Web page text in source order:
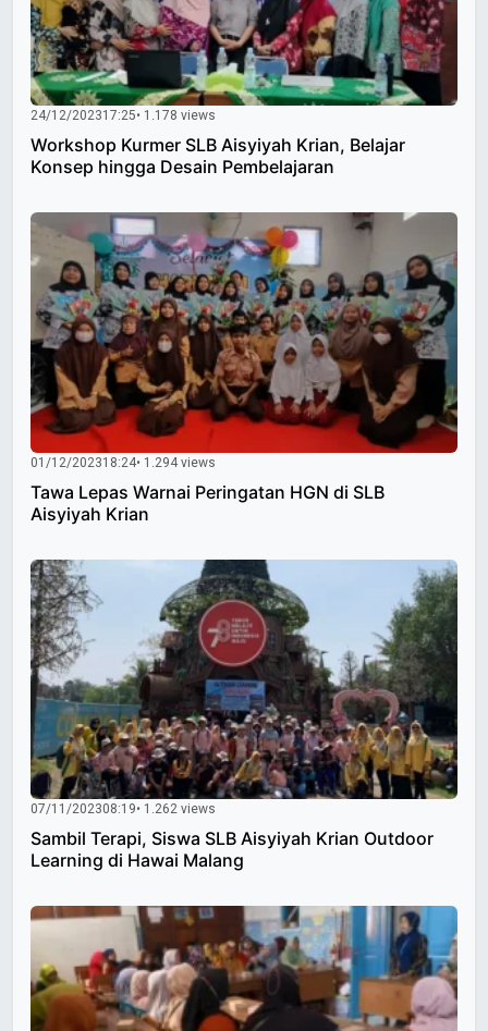
24/12/202317:25• 1.178 views
Workshop Kurmer SLB Aisyiyah Krian, Belajar
Konsep hingga Desain Pembelajaran
01/12/202318:24• 1.294 views
Tawa Lepas Warnai Peringatan HGN di SLB
Aisyiyah Krian
07/11/202308:19• 1.262 views
Sambil Terapi, Siswa SLB Aisyiyah Krian Outdoor
Learning di Hawai Malang